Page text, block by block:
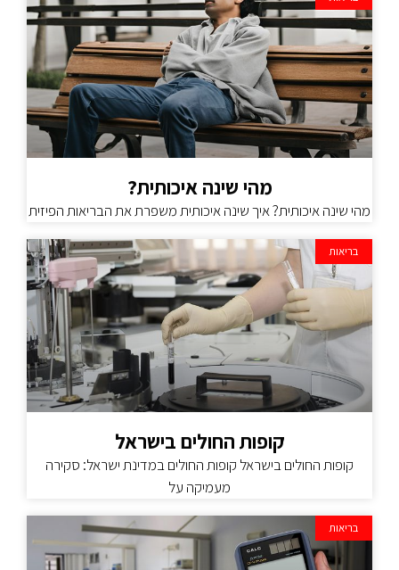
מהי שינה איכותית?
מהי שינה איכותית? איך שינה איכותית משפרת את הבריאות הפיזית
בריאות
קופות החולים בישראל
קופות החולים בישראל קופות החולים במדינת ישראל: סקירה
מעמיקה על
בריאות